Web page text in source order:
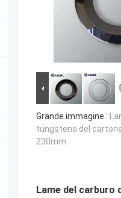
Grande immagine :
tungsteno del
230mm
Lame del carburo